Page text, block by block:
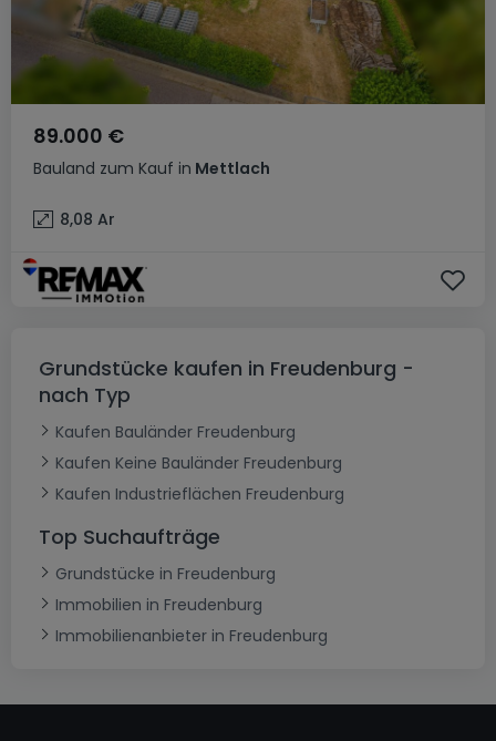
Bauland zum Kauf in Mettlach
89.000 €
8,08 Ar
Grundstücke kaufen in Freudenburg -
nach Typ
Kaufen Bauländer Freudenburg
Kaufen Keine Bauländer Freudenburg
Kaufen Industrieflächen Freudenburg
Top Suchaufträge
Grundstücke in Freudenburg
Immobilien in Freudenburg
Immobilienanbieter in Freudenburg